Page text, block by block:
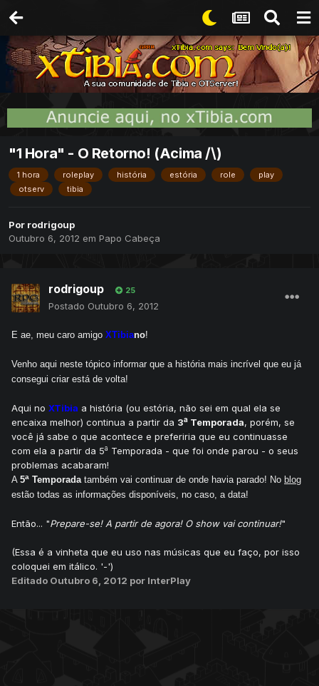
"1 Hora" - O Retorno! (Acima /\)
1 hora roleplay história estória role
play
otserv
tibia
Por rodrigoup
Outubro 6, 2012 em Papo Cabeça
rodrigoup 25
Postado Outubro 6, 2012
E ae, meu caro amigo XTibiano!
Venho aqui neste tópico informar que a história mais incrível que eu já
consegui criar está de volta!
Aqui no XTibia a história (ou estória, não sei em qual ela se
encaixa melhor) continua a partir da 3a Temporada, porém, se
você já sabe o que acontece e preferiria que eu continuasse
com ela a partir da 5a Temporada - que foi onde parou - o seus
problemas acabaram!
A 5a Temporadatambém vai continuar de onde havia parado! No blog
estão todas as informações disponíveis, no caso, a data!
Então... "Prepare-se! A partir de agora! O show vai continuar!"
(Essa é a vinheta que eu uso nas músicas que eu faço, por isso
coloquei em itálico. '-')
Editado Outubro 6, 2012 por InterPlay